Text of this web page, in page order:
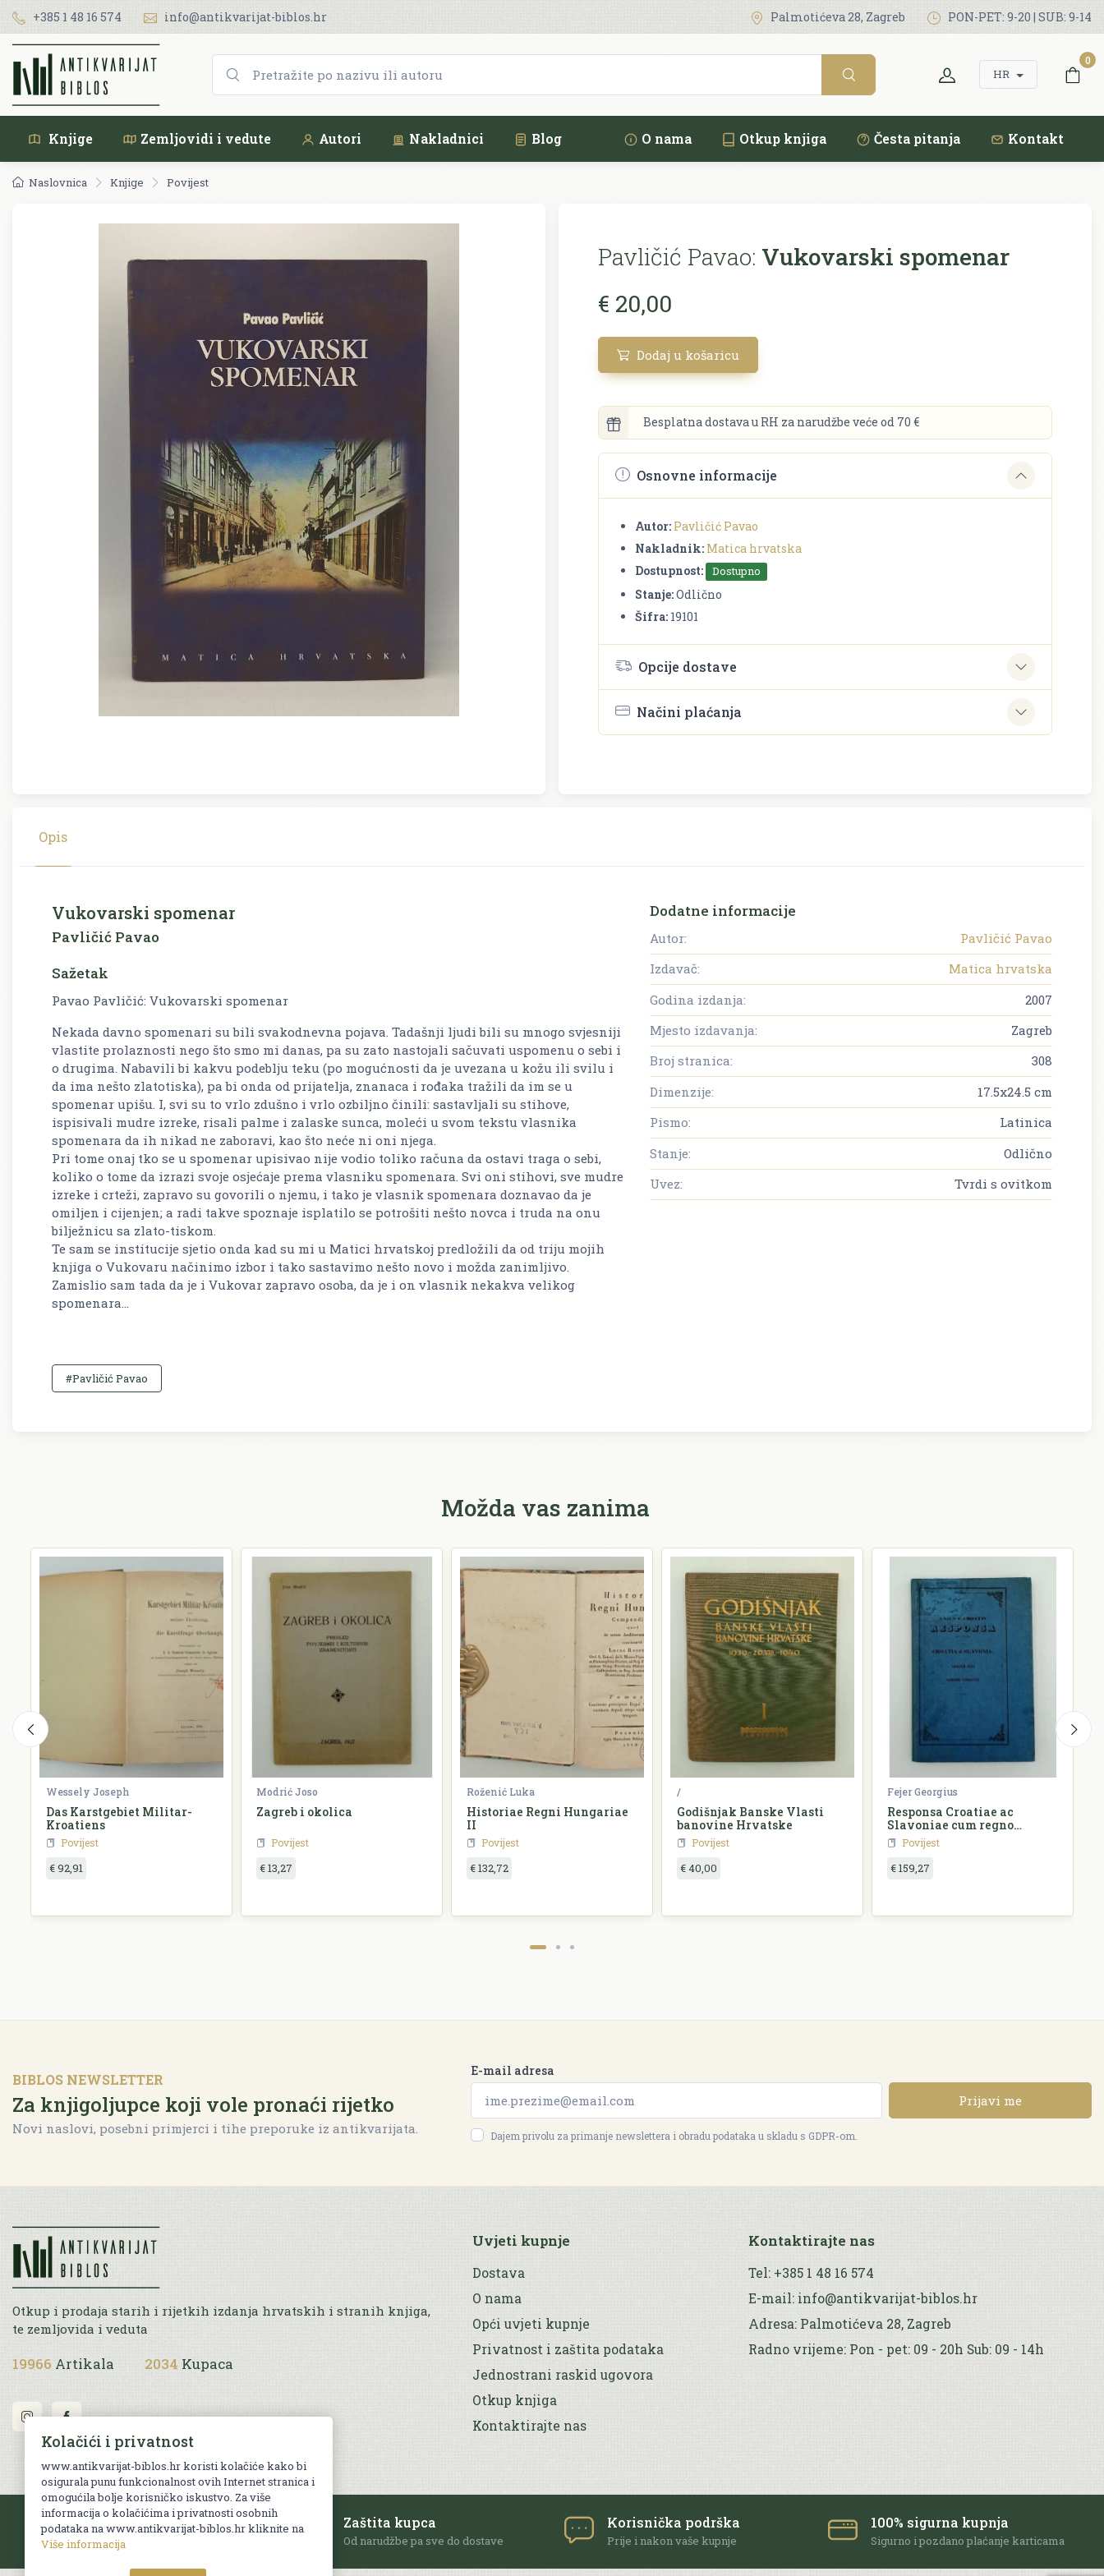
+385 1 48 16 574 info@antikvarijat-biblos.hr Palmotićeva 28, Zagreb PON-PET: 9-20 | SUB: 9-14
HR
0
Knjige Zemljovidi i vedute Autori Nakladnici Blog O nama Otkup knjiga Česta pitanja Kontakt
Naslovnica Knjige Povijest
Pavličić Pavao: Vukovarski spomenar
€ 20,00
Dodaj u košaricu
Besplatna dostava u RH za narudžbe veće od 70 €
Osnovne informacije
Autor: Pavličić Pavao
Nakladnik: Matica hrvatska
Dostupnost:
Dostupno
Stanje:Odlično
Šifra: 19101
Opcije dostave
Načini plaćanja
Opis
Vukovarski spomenar
Pavličić Pavao
Sažetak
Pavao Pavličić: Vukovarski spomenar
Nekada davno spomenari su bili svakodnevna pojava. Tadašnji ljudi bili su mnogo svjesniji
vlastite prolaznosti nego što smo mi danas, pa su zato nastojali sačuvati uspomenu o sebi i
o drugima. Nabavili bi kakvu podeblju teku (po mogućnosti da je uvezana u kožu ili svilu i
da ima nešto zlatotiska), pa bi onda od prijatelja, znanaca i rođaka tražili da im se u
spomenar upišu. I, svi su to vrlo zdušno i vrlo ozbiljno činili: sastavljali su stihove,
ispisivali mudre izreke, risali palme i zalaske sunca, moleći u svom tekstu vlasnika
spomenara da ih nikad ne zaboravi, kao što neće ni oni njega.
Pri tome onaj tko se u spomenar upisivao nije vodio toliko računa da ostavi traga o sebi,
koliko o tome da izrazi svoje osjećaje prema vlasniku spomenara. Svi oni stihovi, sve mudre
izreke i crteži, zapravo su govorili o njemu, i tako je vlasnik spomenara doznavao da je
omiljen i cijenjen; a radi takve spoznaje isplatilo se potrošiti nešto novca i truda na onu
bilježnicu sa zlato-tiskom.
Te sam se institucije sjetio onda kad su mi u Matici hrvatskoj predložili da od triju mojih
knjiga o Vukovaru načinimo izbor i tako sastavimo nešto novo i možda zanimljivo.
Zamislio sam tada da je i Vukovar zapravo osoba, da je i on vlasnik nekakva velikog
spomenara...
#Pavličić Pavao
Dodatne informacije
Autor:
Pavličić Pavao
Izdavač:
Matica hrvatska
Godina izdanja:
2007
Mjesto izdavanja:
Zagreb
Broj stranica:
308
Dimenzije:
17.5x24.5 cm
Pismo:
Latinica
Stanje:
Odlično
Uvez:
Tvrdi s ovitkom
Možda vas zanima
Wessely Joseph
Das Karstgebiet Militar-
Kroatiens
Povijest
€ 92,91
Modrić Joso
Zagreb i okolica
Povijest
€ 13,27
Roženić Luka
Historiae Regni Hungariae
II
Povijest
€ 132,72
/
Godišnjak Banske Vlasti
banovine Hrvatske
Povijest
€ 40,00
Fejer Georgius
Responsa Croatiae ac
Slavoniae cum regno
Hungariae
Povijest
€ 159,27
BIBLOS NEWSLETTER
Za knjigoljupce koji vole pronaći rijetko
Novi naslovi, posebni primjerci i tihe preporuke iz antikvarijata.
E-mail adresa
Prijavi me
Dajem privolu za primanje newslettera i obradu podataka u skladu s GDPR-om.
Otkup i prodaja starih i rijetkih izdanja hrvatskih i stranih knjiga,
te zemljovida i veduta
19966 Artikala 2034 Kupaca
Uvjeti kupnje
Dostava
O nama
Opći uvjeti kupnje
Privatnost i zaštita podataka
Jednostrani raskid ugovora
Otkup knjiga
Kontaktirajte nas
Kontaktirajte nas
Tel: +385 1 48 16 574
E-mail: info@antikvarijat-biblos.hr
Adresa: Palmotićeva 28, Zagreb
Radno vrijeme: Pon - pet: 09 - 20h Sub: 09 - 14h
Besplatna dostava
Za sve narudžbe u RH iznad 70 EUR.
Zaštita kupca
Od narudžbe pa sve do dostave
Korisnička podrška
Prije i nakon vaše kupnje
100% sigurna kupnja
Sigurno i pozdano plaćanje karticama
Kolačići i privatnost
www.antikvarijat-biblos.hr koristi kolačiće kako bi
osigurala punu funkcionalnost ovih Internet stranica i
omogućila bolje korisničko iskustvo. Za više
informacija o kolačićima i privatnosti osobnih
podataka na www.antikvarijat-biblos.hr kliknite na
Više informacija